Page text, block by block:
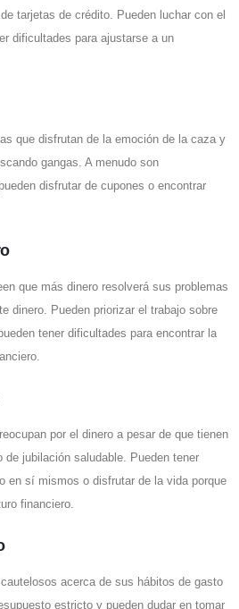
tarjetas de crédito. Pueden luchar con el
dificultades para ajustarse a un
que disfrutan de la emoción de la caza y
gangas. A menudo son
disfrutar de cupones o encontrar
que más dinero resolverá sus problemas
dinero. Pueden priorizar el trabajo sobre
tener dificultades para encontrar la
por el dinero a pesar de que tienen
de jubilación saludable. Pueden tener
en sí mismos o disfrutar de la vida porque
financiero.
acerca de sus hábitos de gasto
estricto y pueden dudar en tomar